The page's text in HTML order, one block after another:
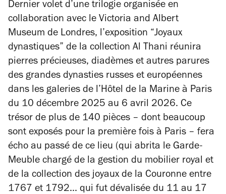
Dernier volet d’une trilogie organisée en
collaboration avec le Victoria and Albert
Museum de Londres, l’exposition “Joyaux
dynastiques” de la collection Al Thani réunira
pierres précieuses, diadèmes et autres parures
des grandes dynasties russes et européennes
dans les galeries de l’Hôtel de la Marine à Paris
du 10 décembre 2025 au 6 avril 2026. Ce
trésor de plus de 140 pièces – dont beaucoup
sont exposés pour la première fois à Paris – fera
écho au passé de ce lieu (qui abrita le Garde-
Meuble chargé de la gestion du mobilier royal et
de la collection des joyaux de la Couronne entre
1767 et 1792... qui fut dévalisée du 11 au 17